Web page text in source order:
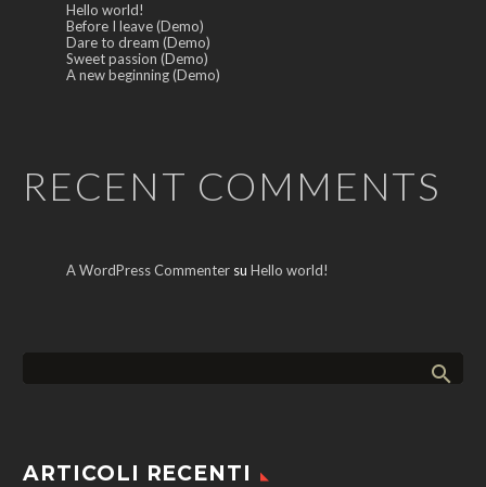
Hello world!
Before I leave (Demo)
Dare to dream (Demo)
Sweet passion (Demo)
A new beginning (Demo)
RECENT COMMENTS
A WordPress Commenter su Hello world!
ARTICOLI RECENTI